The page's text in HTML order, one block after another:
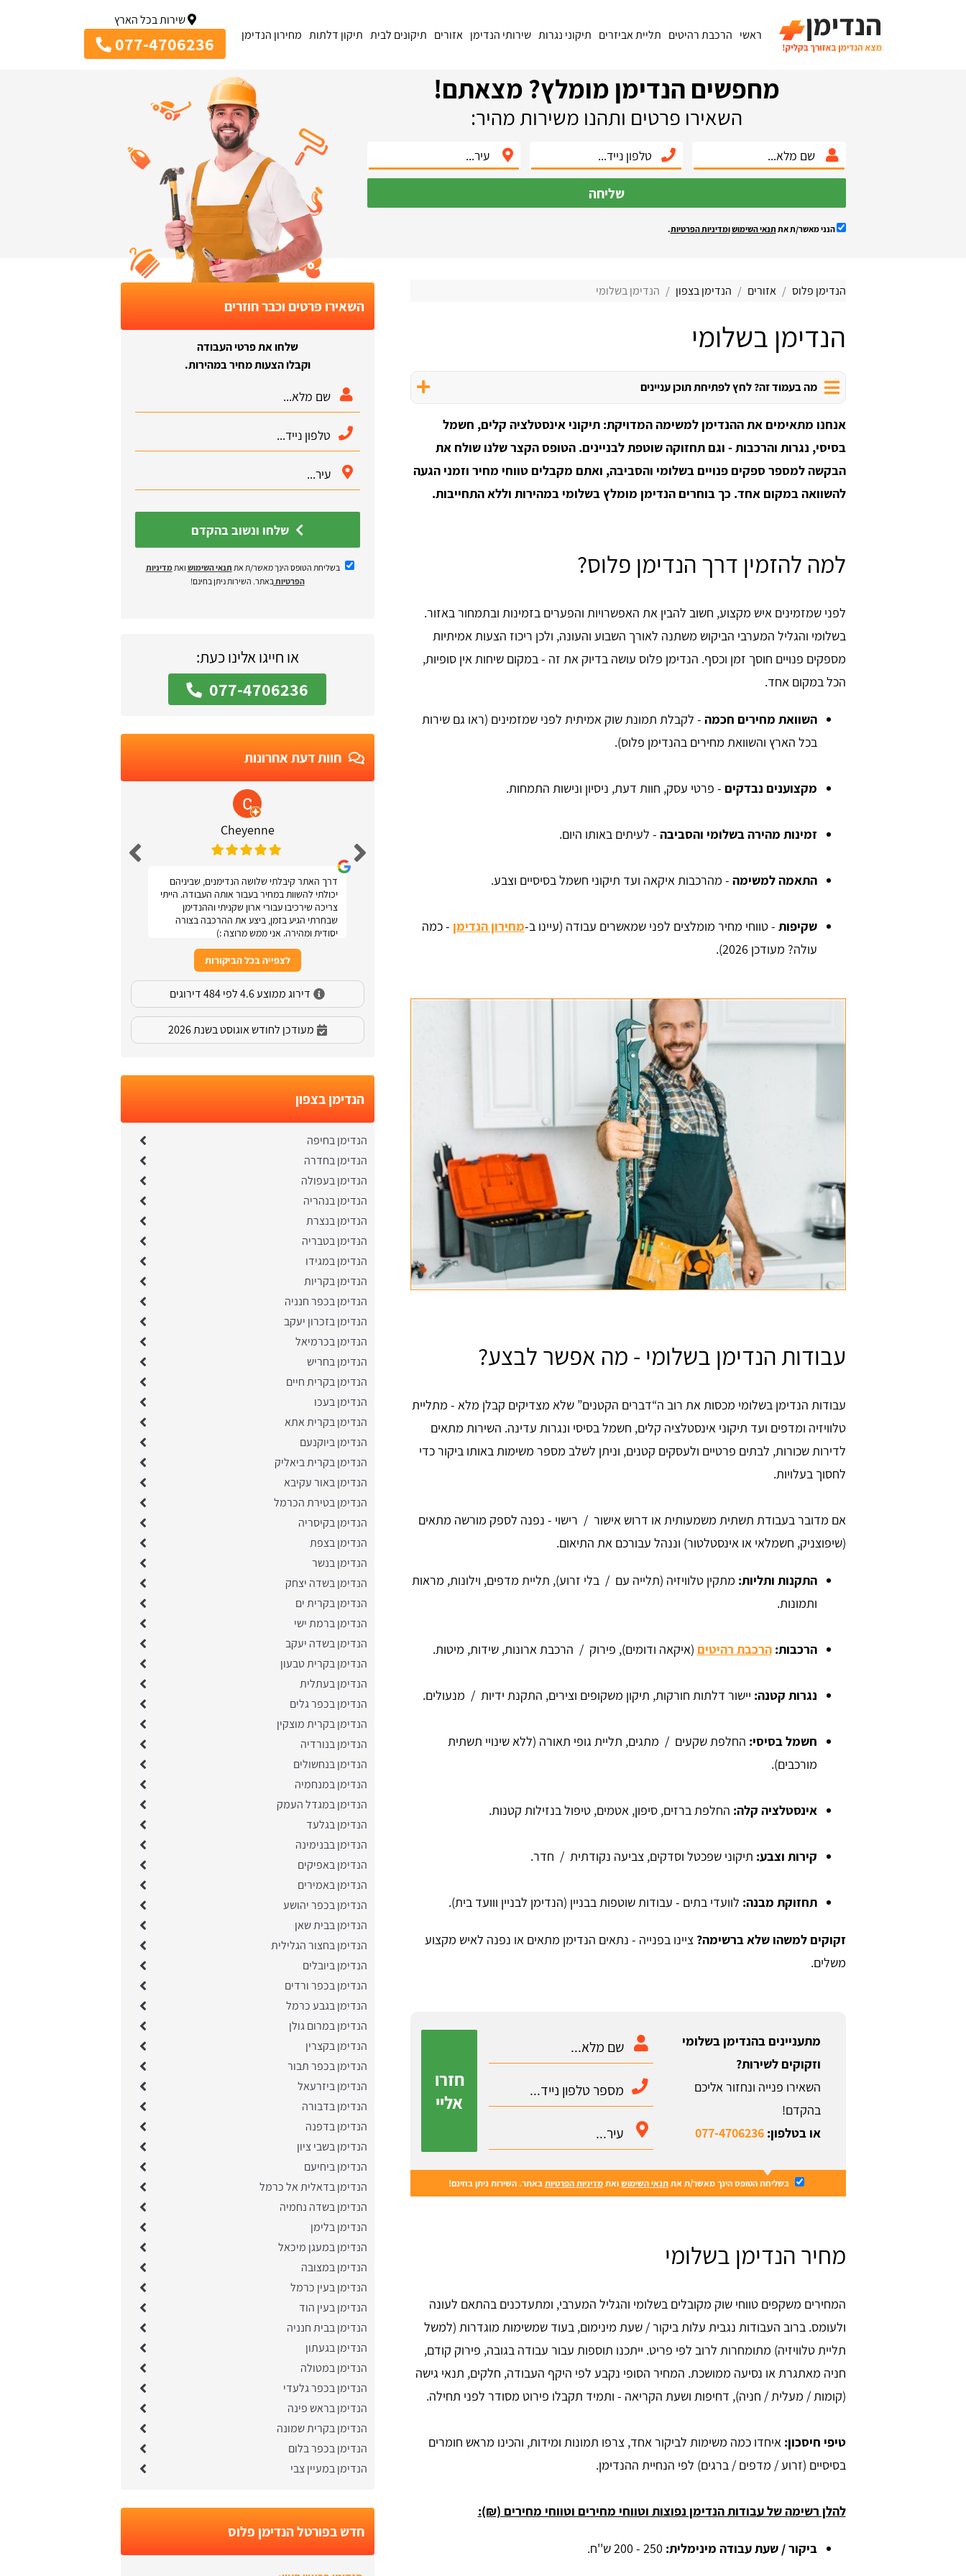
ראשי הרכבת רהיטים תליית אביזרים תיקוני נגרות שירותי הנדימן אזורים תיקונים לבית תיקון דלתות מחירון הנדימן
שירות בכל הארץ
077-4706236
מחפשים הנדימן מומלץ? מצאתם!
השאירו פרטים ותהנו משירות מהיר:
שליחה
הנני מאשר/ת את תנאי השימושומדיניות הפרטיות.
הנדימן פלוס אזורים הנדימן בצפון הנדימן בשלומי
הנדימן בשלומי
מה בעמוד זה? לחץ לפתיחת תוכן עניינים
אנחנו מתאימים את ההנדימן למשימה המדויקת: תיקוני אינסטלציה קלים, חשמל
בסיסי, נגרות והרכבות - וגם תחזוקה שוטפת לבניינים. הטופס הקצר שלנו שולח את
הבקשה למספר ספקים פנויים בשלומי והסביבה, ואתם מקבלים טווחי מחיר וזמני הגעה
להשוואה במקום אחד. כך בוחרים הנדימן מומלץ בשלומי במהירות וללא התחייבות.
למה להזמין דרך הנדימן פלוס?
לפני שמזמינים איש מקצוע, חשוב להבין את האפשרויות והפערים בזמינות ובתמחור באזור.
בשלומי והגליל המערבי הביקוש משתנה לאורך השבוע והעונה, ולכן ריכוז הצעות אמיתיות
מספקים פנויים חוסך זמן וכסף. הנדימן פלוס עושה בדיוק את זה - במקום שיחות אין סופיות,
הכל במקום אחד.
השוואת מחירים חכמה - לקבלת תמונת שוק אמיתית לפני שמזמינים (ראו גם שירות
בכל הארץ והשוואת מחירים בהנדימן פלוס).
מקצוענים נבדקים - פרטי עסק, חוות דעת, ניסיון ונישות התמחות.
זמינות מהירה בשלומי והסביבה - לעיתים באותו היום.
התאמה למשימה - מהרכבות איקאה ועד תיקוני חשמל בסיסיים וצבע.
שקיפות - טווחי מחיר מומלצים לפני שמאשרים עבודה (עיינו ב-מחירון הנדימן - כמה
עולה? מעודכן 2026).
עבודות הנדימן בשלומי - מה אפשר לבצע?
עבודות הנדימן בשלומי מכסות את רוב ה“דברים הקטנים” שלא מצדיקים קבלן מלא - מתליית
טלוויזיה ומדפים ועד תיקוני אינסטלציה קלים, חשמל בסיסי ונגרות עדינה. השירות מתאים
לדירות שכורות, לבתים פרטיים ולעסקים קטנים, וניתן לשלב מספר משימות באותו ביקור כדי
לחסוך בעלויות.
אם מדובר בעבודת תשתית משמעותית או דרוש אישור / רישוי - נפנה לספק מורשה מתאים
(שיפוצניק, חשמלאי או אינסטלטור) וננהל עבורכם את התיאום.
התקנות ותליות: מתקין טלוויזיה (תלייה עם / בלי זרוע), תליית מדפים, וילונות, מראות
ותמונות.
הרכבות:הרכבת רהיטים (איקאה ודומים), פירוק / הרכבת ארונות, שידות, מיטות.
נגרות קטנה: יישור דלתות חורקות, תיקון משקופים וצירים, התקנת ידיות / מנעולים.
חשמל בסיסי: החלפת שקעים / מתגים, תליית גופי תאורה (ללא שינויי תשתית
מורכבים).
אינסטלציה קלה: החלפת ברזים, סיפון, אטמים, טיפול בנזילות קטנות.
קירות וצבע: תיקוני שפכטל וסדקים, צביעה נקודתית / חדר.
תחזוקת מבנה: לוועדי בתים - עבודות שוטפות בבניין (הנדימן לבניין ווועד בית).
זקוקים למשהו שלא ברשימה? ציינו בפנייה - נתאים הנדימן מתאים או נפנה לאיש מקצוע
משלים.
מתעניינים בהנדימן בשלומי
וזקוקים לשירות?
השאירו פנייה ונחזור אליכם
בהקדם!
או בטלפון:077-4706236
חזרו
אליי
בשליחת הטופס הינך מאשר/ת אתתנאי השימושואתמדיניות הפרטיותבאתר. השירות ניתן בחינם!
מחיר הנדימן בשלומי
המחירים משקפים טווחי שוק מקובלים בשלומי והגליל המערבי, ומתעדכנים בהתאם לעונה
ולעומס. ברוב העבודות נגבית עלות ביקור / שעת מינימום, בעוד שמשימות מוגדרות (למשל
תליית טלוויזיה) מתומחרות לרוב לפי פריט. ייתכנו תוספות עבור עבודה בגובה, פירוק קודם,
חניה מאתגרת או נסיעה ממושכת. המחיר הסופי נקבע לפי היקף העבודה, חלקים, תנאי גישה
(קומות / מעלית / חניה), דחיפות ושעת הקריאה - ותמיד תקבלו פירוט מסודר לפני תחילה.
טיפי חיסכון: איחדו כמה משימות לביקור אחד, צרפו תמונות ומידות, והכינו מראש חומרים
בסיסיים (זרוע / מדפים / ברגים) לפי הנחיית ההנדימן.
להלן רשימה של עבודות הנדימן נפוצות וטווחי מחירים וטווחי מחירים (₪):
ביקור / שעת עבודה מינימלית: 250 - 200 ש''ח.
השאירו פרטים וכבר חוזרים
שלחו את פרטי העבודה
וקבלו הצעות מחיר במהירות.
שלחו ונשוב בהקדם
בשליחת הטופס הינך מאשר/ת את תנאי השימוש ואתמדיניות
הפרטיותבאתר. השירות ניתן בחינם!
או חייגו אלינו כעת:
077-4706236
חוות דעת אחרונות
Cheyenne
דרך האתר קיבלתי שלושה הנדימנים, שביניהם
יכולתי להשוות במחיר בעבור אותה העבודה. הייתי
צריכה שירכיבו עבורי ארון שקניתי וההנדימן
שבחרתי הגיע בזמן, ביצע את ההרכבה בצורה
יסודית ומהירה. אני ממש מרוצה :)
David Tabadi
לצפייה בכל הביקורות
דירוג ממוצע 4.6 לפי 484 דירוגים
מעודכן לחודש אוגוסט בשנת 2026
הנדימן בצפון
הנדימן בחיפה
הנדימן בחדרה
הנדימן בעפולה
הנדימן בנהריה
הנדימן בנצרת
הנדימן בטבריה
הנדימן במגידו
הנדימן בקריות
הנדימן בכפר חנניה
הנדימן בזכרון יעקב
הנדימן בכרמיאל
הנדימן בחריש
הנדימן בקרית חיים
הנדימן בעכו
הנדימן בקרית אתא
הנדימן ביוקנעם
הנדימן בקרית ביאליק
הנדימן באור עקיבא
הנדימן בטירת הכרמל
הנדימן בקיסריה
הנדימן בצפת
הנדימן בנשר
הנדימן בשדה יצחק
הנדימן בקרית ים
הנדימן ברמת ישי
הנדימן בשדה יעקב
הנדימן בקרית טבעון
הנדימן בעתלית
הנדימן בכפר גלים
הנדימן בקרית מוצקין
הנדימן בנורדיה
הנדימן בנחשולים
הנדימן במנחמיה
הנדימן במגדל העמק
הנדימן בגלעד
הנדימן בבנימינה
הנדימן באפיקים
הנדימן באמירים
הנדימן בכפר יהושע
הנדימן בבית שאן
הנדימן בחצור הגלילית
הנדימן ביובלים
הנדימן בכפר ורדים
הנדימן בגבע כרמל
הנדימן במרום גולן
הנדימן בקצרין
הנדימן בכפר תבור
הנדימן ביזרעאל
הנדימן בדבורה
הנדימן בדפנה
הנדימן בשבי ציון
הנדימן ביחיעם
הנדימן בדאלית אל כרמל
הנדימן בשדה נחמיה
הנדימן בלימן
הנדימן במעגן מיכאל
הנדימן במצובה
הנדימן בעין כרמל
הנדימן בעין הוד
הנדימן בבית חנניה
הנדימן בגעתון
הנדימן במטולה
הנדימן בכפר גלעדי
הנדימן בראש פינה
הנדימן בקרית שמונה
הנדימן בכפר בלום
הנדימן במעיין צבי
חדש בפורטל הנדימן פלוס